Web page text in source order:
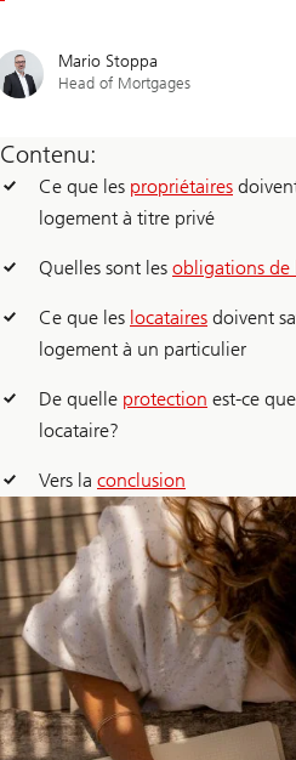
Mario Stoppa
Head of Mortgages
Contenu:
Ce que les propriétaires
logement à titre privé
Quelles sont les obligations de
Ce que les locataires doivent
logement à un particulier
De quelle protection est-ce
locataire?
Vers la conclusion